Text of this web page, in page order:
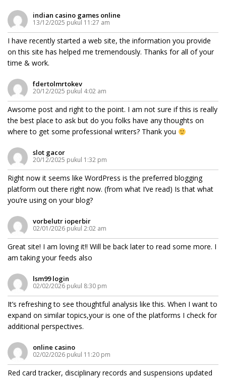
indian casino games online
13/12/2025 pukul 11:27 am
I have recently started a web site, the information you provide
on this site has helped me tremendously. Thanks for all of your
time & work.
fdertolmrtokev
20/12/2025 pukul 4:02 am
Awsome post and right to the point. I am not sure if this is really
the best place to ask but do you folks have any thoughts on
where to get some professional writers? Thank you
slot gacor
20/12/2025 pukul 1:32 pm
Right now it seems like WordPress is the preferred blogging
platform out there right now. (from what I’ve read) Is that what
you’re using on your blog?
vorbelutr ioperbir
02/01/2026 pukul 2:02 am
Great site! I am loving it!! Will be back later to read some more. I
am taking your feeds also
lsm99 login
02/02/2026 pukul 8:30 pm
It’s refreshing to see thoughtful analysis like this. When I want to
expand on similar topics,your is one of the platforms I check for
additional perspectives.
online casino
02/02/2026 pukul 11:20 pm
Red card tracker, disciplinary records and suspensions updated